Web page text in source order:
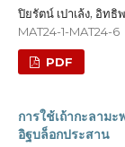
ปิยรัตน์ เปาเล้ง, อิท
MAT24-1-MAT24-6
PDF
การใช้เถ้ากะลาม
อิฐบล็อกประสาน